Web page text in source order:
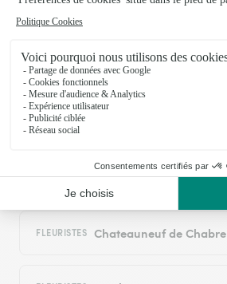
réseau Interflora
FLEURISTES Agnieres en Devoluy
FLEURISTES
FLEURISTES Benevent Et Charbillac
FLEURISTES Chateauneuf de Chabre